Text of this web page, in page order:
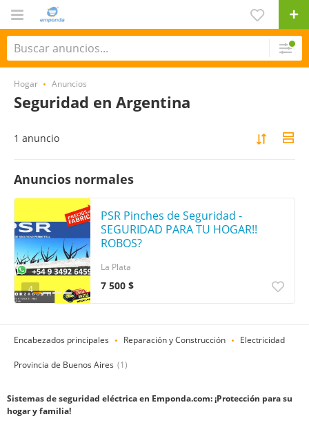
Hogar Anuncios
Seguridad en Argentina
1 anuncio
Anuncios normales
4
PSR Pinches de Seguridad -
SEGURIDAD PARA TU HOGAR!!
ROBOS?
7 500 $
La Plata
Encabezados principales Reparación y Construcción Electricidad
Provincia de Buenos Aires (1)
Sistemas de seguridad eléctrica en Emponda.com: ¡Protección para su
hogar y familia!